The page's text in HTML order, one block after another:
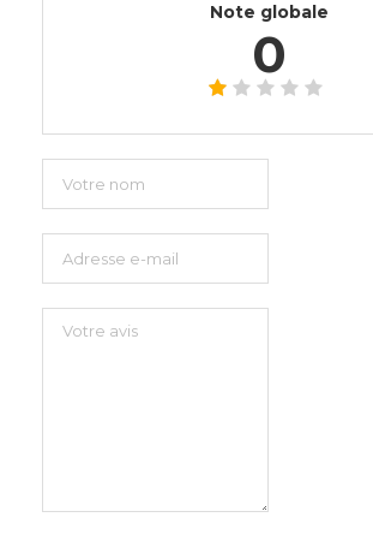
Note globale
0